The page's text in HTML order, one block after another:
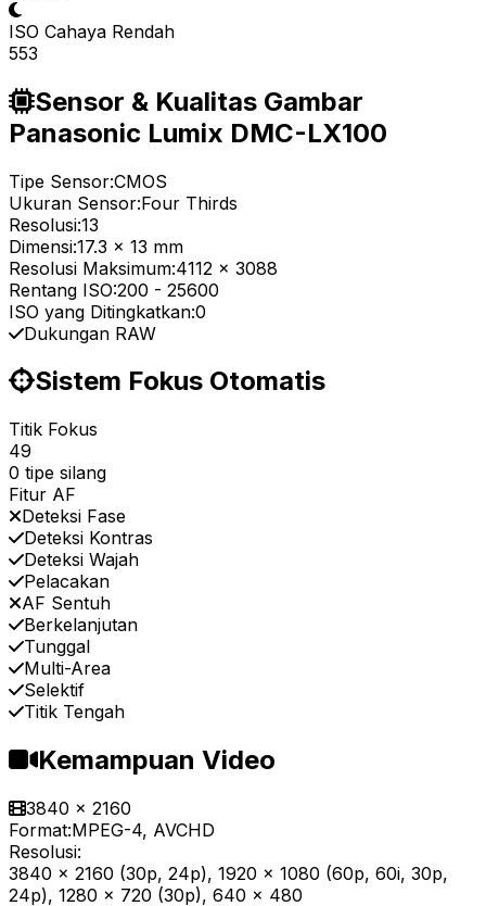
ISO Cahaya Rendah
553
Sensor & Kualitas Gambar
Panasonic Lumix DMC-LX100
Tipe Sensor:CMOS
Ukuran Sensor:Four Thirds
Resolusi:13
Dimensi:17.3 x 13 mm
Resolusi Maksimum:4112 x 3088
Rentang ISO:200 - 25600
ISO yang Ditingkatkan:0
Dukungan RAW
Sistem Fokus Otomatis
Titik Fokus
49
0 tipe silang
Fitur AF
Deteksi Fase
Deteksi Kontras
Deteksi Wajah
Pelacakan
AF Sentuh
Berkelanjutan
Tunggal
Multi-Area
Selektif
Titik Tengah
Kemampuan Video
3840 x 2160
Format:MPEG-4, AVCHD
Resolusi:
3840 x 2160 (30p, 24p), 1920 x 1080 (60p, 60i, 30p,
24p), 1280 x 720 (30p), 640 x 480